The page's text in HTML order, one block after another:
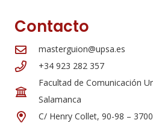
Contacto
masterguion@upsa.es
+34 923 282 357
Facultad de Comunicación
Salamanca
C/ Henry Collet, 90-98 –